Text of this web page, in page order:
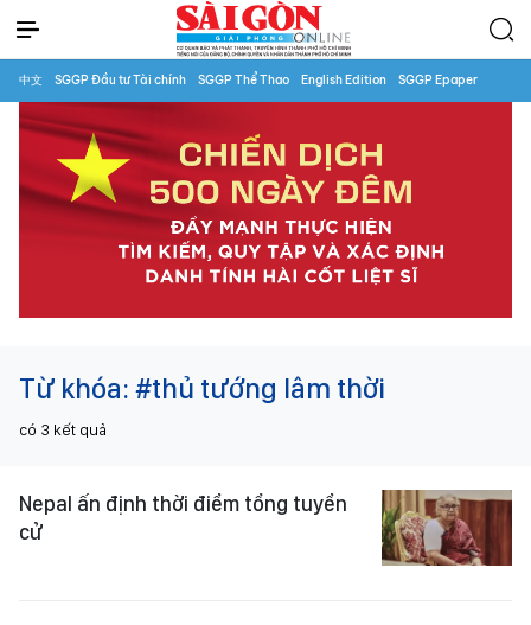
中文 SGGP Đầu tư Tài chính SGGP Thể Thao English Edition SGGP Epaper
Từ khóa: #thủ tướng lâm thời
có 3 kết quả
Nepal ấn định thời điểm tổng tuyển
cử